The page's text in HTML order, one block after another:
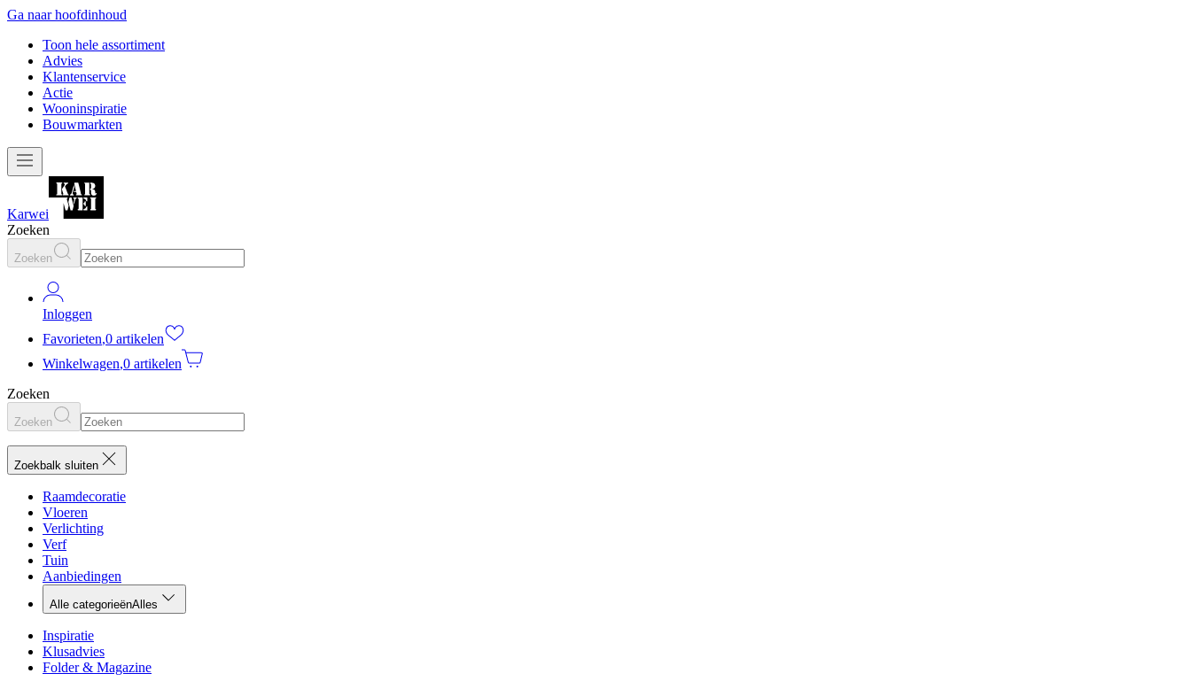
Ga naar hoofdinhoud
Toon hele assortiment
Advies
Klantenservice
Actie
Wooninspiratie
Bouwmarkten
Karwei
Zoeken
Zoeken
Inloggen
Favorieten,0 artikelen
Winkelwagen,0 artikelen
Zoeken
Zoeken
Zoekbalk sluiten
Raamdecoratie
Vloeren
Verlichting
Verf
Tuin
Aanbiedingen
Alle categorieënAlles
Inspiratie
Klusadvies
Folder & Magazine